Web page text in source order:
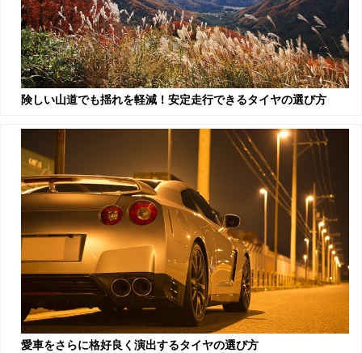
険しい山道でも揺れを軽減！安定走行できるタイヤの選び方
愛車をさらに格好良く演出するタイヤの選び方